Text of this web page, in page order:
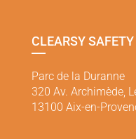
CLEARSY
Parc de la Duranne
320 Av. Archimède,
13100 Aix-en-